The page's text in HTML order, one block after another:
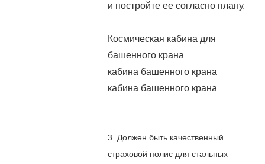
и постройте ее согласно плану.
Космическая кабина для
башенного крана
кабина башенного крана
кабина башенного крана
3. Должен быть качественный
страховой полис для стальных